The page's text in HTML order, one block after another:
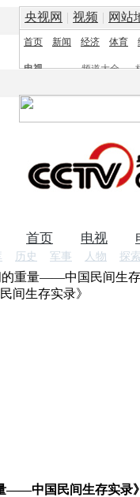
央视网 | 视频 | 网站
首页 新闻 经济 体育
电视 频道大全
首页 电视
历史 军事 人物 探索
的重量――中国民间生存
间生存实录》
――中国民间生存实录》